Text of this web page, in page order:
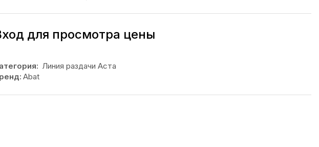
для просмотра цены
Линия раздачи Аста
Abat